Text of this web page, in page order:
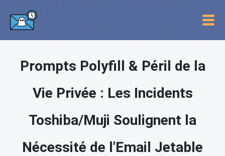
Prompts Polyfill & Péril de la
Vie Privée : Les Incidents
Toshiba/Muji Soulignent la
Nécessité de l'Email Jetable